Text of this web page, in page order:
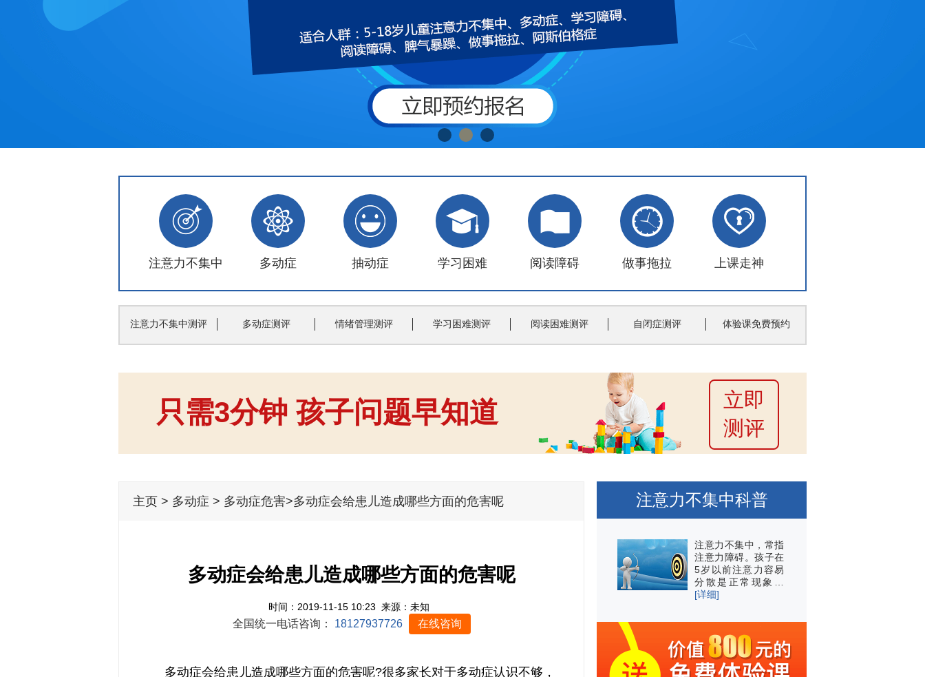
注意力不集中 多动症 抽动症 学习困难 阅读障碍 做事拖拉 上课走神
注意力不集中测评 多动症测评 情绪管理测评 学习困难测评 阅读困难测评 自闭症测评 体验课免费预约
只需3分钟 孩子问题早知道
立即
测评
主页 > 多动症 > 多动症危害>多动症会给患儿造成哪些方面的危害呢
多动症会给患儿造成哪些方面的危害呢
时间：2019-11-15 10:23 来源：未知
全国统一电话咨询： 18127937726 在线咨询
多动症会给患儿造成哪些方面的危害呢?很多家长对于多动症认识不够，
注意力不集中科普
注意力不集中，常指
注意力障碍。孩子在
5岁以前注意力容易
分散是正常现象…
[详细]